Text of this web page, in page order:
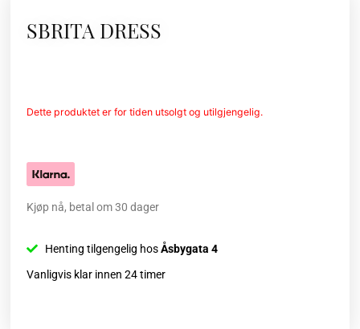
SBRITA DRESS
Dette produktet er for tiden utsolgt og utilgjengelig.
Kjøp nå, betal om 30 dager
Henting tilgengelig hosÅsbygata 4
Vanligvis klar innen 24 timer